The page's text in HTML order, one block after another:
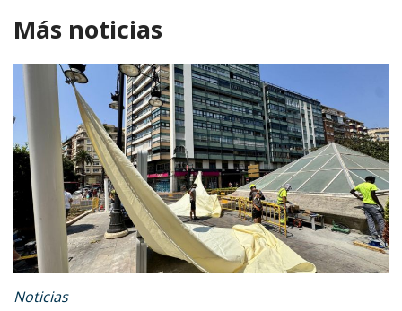
Más noticias
Noticias